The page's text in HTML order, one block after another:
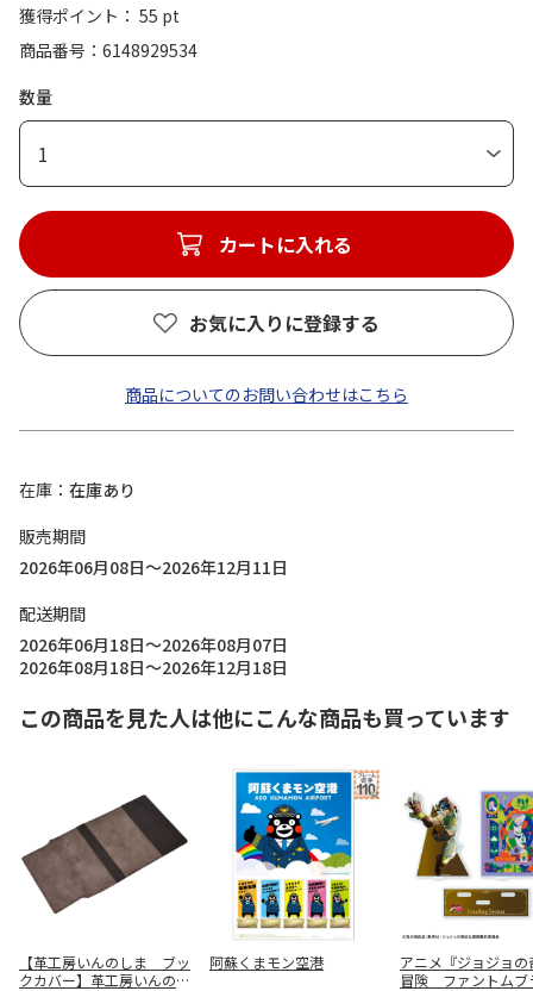
獲得ポイント： 55 pt
商品番号
6148929534
数量
1
カートに入れる
お気に入りに登録する
商品についてのお問い合わせはこちら
在庫
在庫あり
販売期間
2026年06月08日～2026年12月11日
配送期間
2026年06月18日～2026年08月07日
2026年08月18日～2026年12月18日
この商品を見た人は他にこんな商品も買っています
【革工房いんのしま ブッ
クカバー】革工房いんのし
阿蘇くまモン空港
アニメ『ジョジョの
冒険 ファントムブ